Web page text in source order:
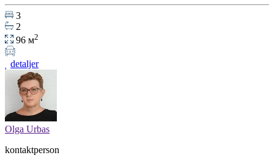
3
2
96 м2
detaljer
Olga Urbas
kontaktperson